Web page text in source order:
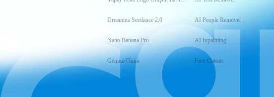
Dreamina Seedance 2.0
Nano Banana Pro
Gemini Omni
AI People Remover
AI Inpainting
Face Cutout